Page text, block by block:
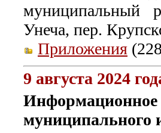
муниципальный
Унеча, пер.
Приложения
9 августа 2024
Информационное
муниципального